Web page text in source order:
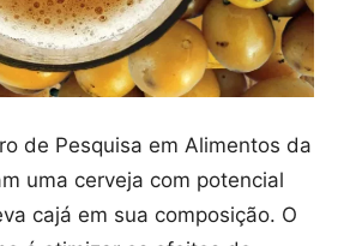
de Pesquisa em Alimentos da
uma cerveja com potencial
cajá em sua composição. O